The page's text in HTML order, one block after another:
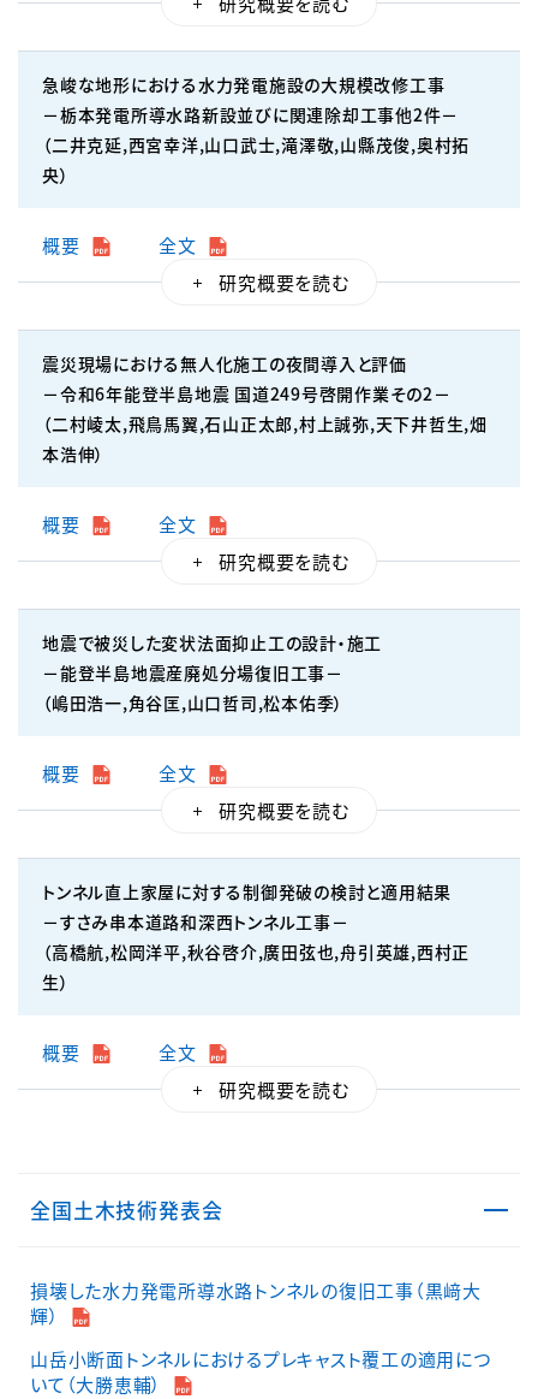
急峻な地形における水力発電施設の大規模改修工事
－栃本発電所導水路新設並びに関連除却工事他2件－
（二井克延,西宮幸洋,山口武士,滝澤敬,山縣茂俊,奥村拓
央）
概要 全文
震災現場における無人化施工の夜間導入と評価
－令和6年能登半島地震 国道249号啓開作業その2－
（二村崚太,飛鳥馬翼,石山正太郎,村上誠弥,天下井哲生,畑
本浩伸）
概要 全文
地震で被災した変状法面抑止工の設計・施工
－能登半島地震産廃処分場復旧工事－
（嶋田浩一,角谷匡,山口哲司,松本佑季）
概要 全文
トンネル直上家屋に対する制御発破の検討と適用結果
－すさみ串本道路和深西トンネル工事－
（高橋航,松岡洋平,秋谷啓介,廣田弦也,舟引英雄,西村正
生）
概要 全文
全国土木技術発表会
損壊した水力発電所導水路トンネルの復旧工事（黒﨑大
輝）
山岳小断面トンネルにおけるプレキャスト覆工の適用につ
いて（大勝恵輔）